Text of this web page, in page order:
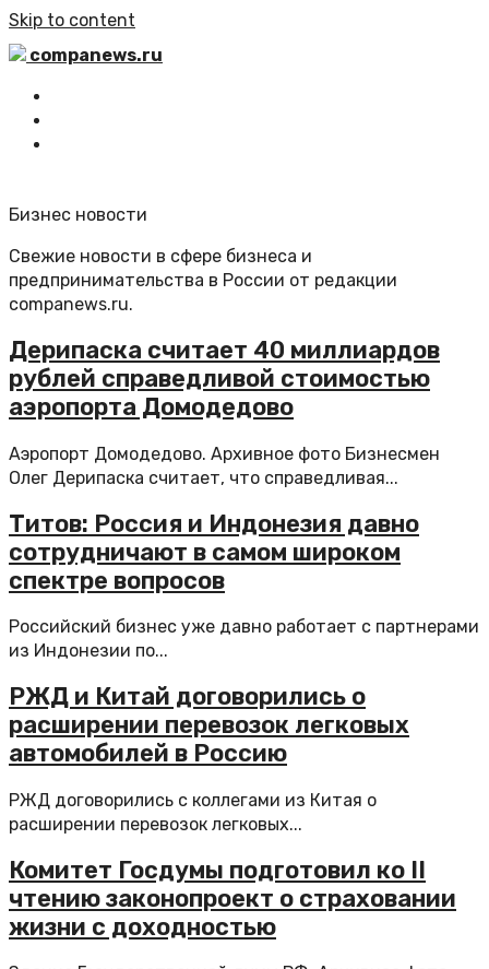
Skip to content
companews.ru
Бизнес новости
Свежие новости в сфере бизнеса и
предпринимательства в России от редакции
companews.ru.
Дерипаска считает 40 миллиардов
рублей справедливой стоимостью
аэропорта Домодедово
Аэропорт Домодедово. Архивное фото Бизнесмен
Олег Дерипаска считает, что справедливая...
Титов: Россия и Индонезия давно
сотрудничают в самом широком
спектре вопросов
Российский бизнес уже давно работает с партнерами
из Индонезии по...
РЖД и Китай договорились о
расширении перевозок легковых
автомобилей в Россию
РЖД договорились с коллегами из Китая о
расширении перевозок легковых...
Комитет Госдумы подготовил ко II
чтению законопроект о страховании
жизни с доходностью